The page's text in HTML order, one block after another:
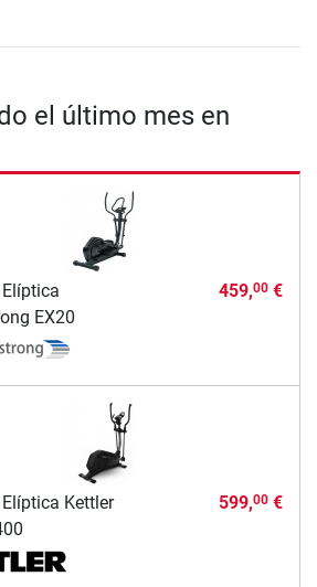
el último mes en
EX20
459,00€
Kettler
599,00€